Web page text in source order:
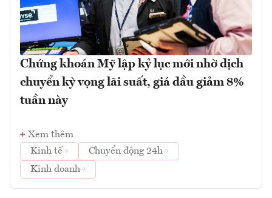
Chứng khoán Mỹ lập kỷ lục mới nhờ dịch
chuyển kỳ vọng lãi suất, giá dầu giảm 8%
tuần này
Xem thêm
Kinh tế
Chuyển động 24h
Kinh doanh